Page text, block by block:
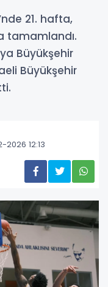
21. hafta,
tamamlandı.
Büyükşehir
Büyükşehir
12:13